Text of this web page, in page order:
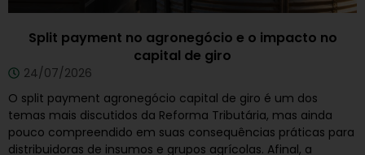
Split payment no agronegócio e o impacto no
capital de giro
24/07/2026
O split payment agronegócio capital de giro é um dos
temas mais discutidos da Reforma Tributária, mas ainda
pouco compreendido em suas consequências práticas para
distribuidoras de insumos e grupos agrícolas. Afinal, a